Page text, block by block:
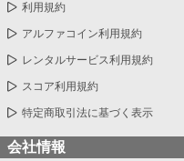
利用規約
アルファコイン利用規約
レンタルサービス利用規約
スコア利用規約
特定商取引法に基づく表示
会社情報